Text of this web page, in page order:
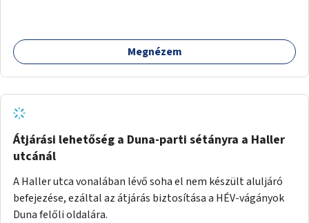
Megnézem
Átjárási lehetőség a Duna-parti sétányra a Haller
utcánál
A Haller utca vonalában lévő soha el nem készült aluljáró
befejezése, ezáltal az átjárás biztosítása a HÉV-vágányok
Duna felőli oldalára.